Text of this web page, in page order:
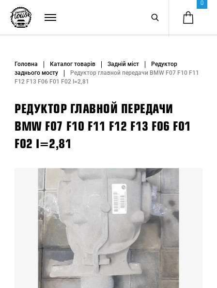
0
Головна Каталог товарів Задній міст
Редуктор
заднього мосту
Редуктор главной передачи BMW F07 F10 F11
F12 F13 F06 F01 F02 I=2,81
РЕДУКТОР ГЛАВНОЙ ПЕРЕДАЧИ
BMW F07 F10 F11 F12 F13 F06 F01
F02 I=2,81